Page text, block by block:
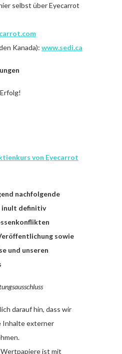
selbst über Eyecarrot
Kanada): www.sedi.ca
von Eyecarrot
nachfolgende
inult definitiv
sowie
und unseren
darauf hin, dass wir
Inhalte externer
ist mit